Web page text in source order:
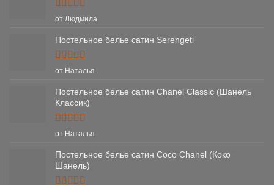
Оценка5
от Людмила
Постельное белье сатин Serengeti
Оценка5
от Наталья
Постельное белье сатин Chanel Classic (Шанель
Классик)
Оценка5
от Наталья
Постельное белье сатин Coco Chanel (Коко
Шанель)